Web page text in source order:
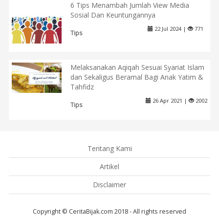
6 Tips Menambah Jumlah View Media
Sosial Dan Keuntungannya
Tips
22 Jul 2024 | 771
Melaksanakan Aqiqah Sesuai Syariat Islam
dan Sekaligus Beramal Bagi Anak Yatim &
Tahfidz
Tips
26 Apr 2021 | 2002
Tentang Kami
Artikel
Disclaimer
Copyright © CeritaBijak.com 2018 - All rights reserved